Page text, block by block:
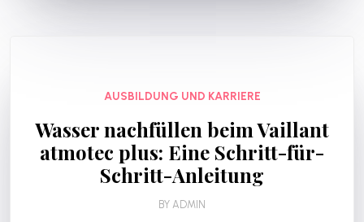
AUSBILDUNG UND KARRIERE
Wasser nachfüllen beim Vaillant
atmotec plus: Eine Schritt-für-
Schritt-Anleitung
BY ADMIN